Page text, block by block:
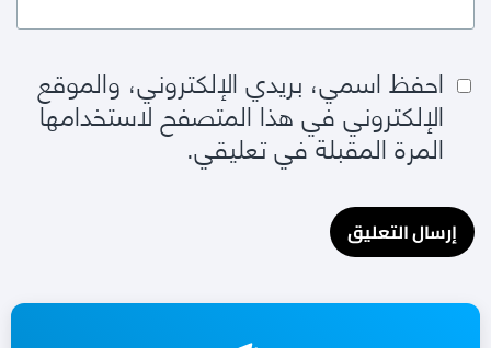
احفظ اسمي، بريدي الإلكتروني، والموقع
الإلكتروني في هذا المتصفح لاستخدامها
المرة المقبلة في تعليقي.